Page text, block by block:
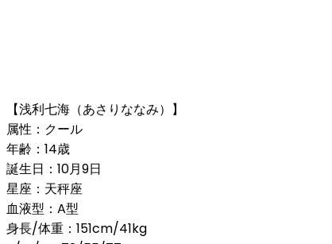
【浅利七海（あさりななみ）】
属性：クール
年齢：14歳
誕生日：10月9日
星座：天秤座
血液型：A型
身長/体重：151cm/41kg